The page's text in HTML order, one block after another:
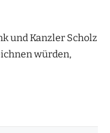
und Kanzler Scholz
würden,